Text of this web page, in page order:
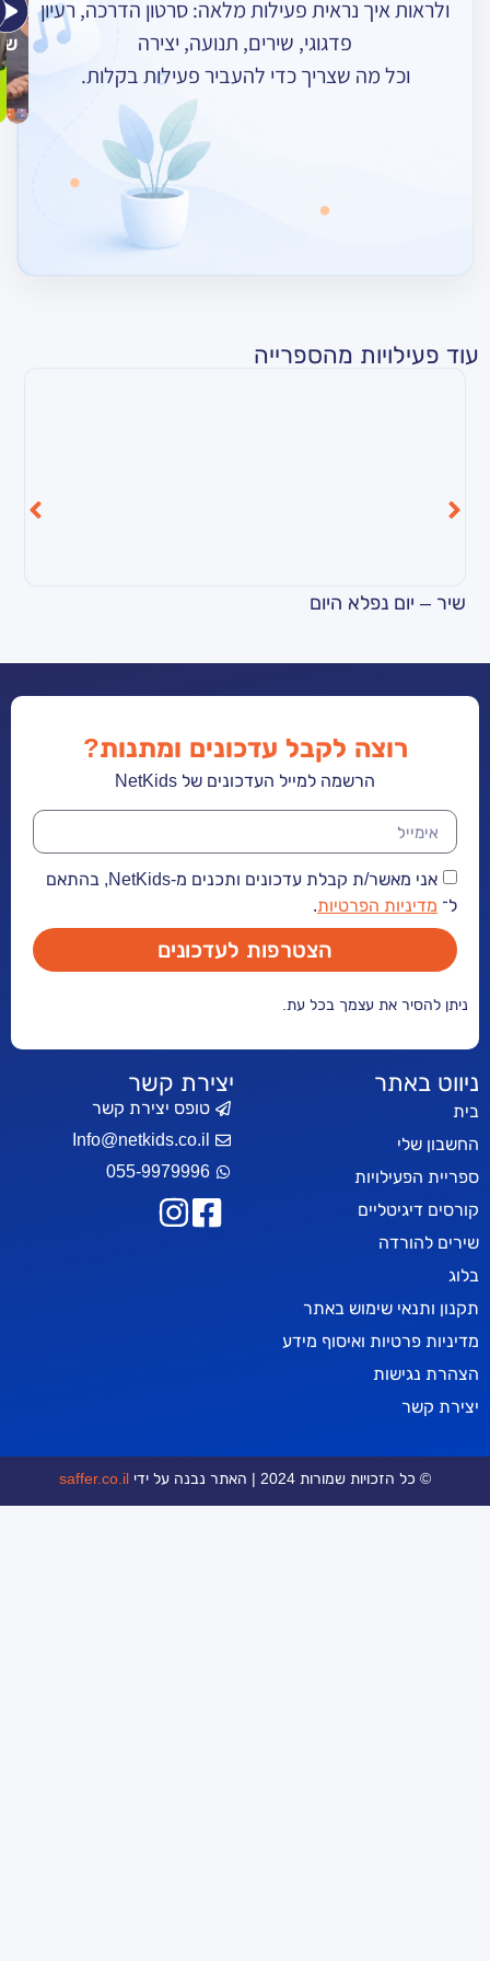
נראית פעילות מלאה: סרטון הדרכה, רעיון
פדגוגי, שירים, תנועה, יצירה
שצריך כדי להעביר פעילות בקלות.
אומרות
רוקד
–
חורף
מהספרייה
היום
באתר
ואיסוף מידע
לקבל עדכונים ומתנות?
הרשמה למייל העדכונים של NetKids
אני מאשר/ת קבלת עדכונים ותכנים מ-NetKids, בהתאם
.
הצטרפות לעדכונים
עצמך בכל עת.
טופס יצירת קשר
Info@netkids.co.il
055-9979996
2024 | האתר נבנה על ידי saffer.co.il